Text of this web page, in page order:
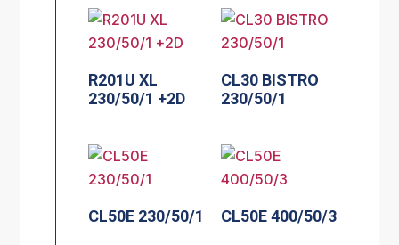
R201U XL
230/50/1 +2D
CL30 BISTRO
230/50/1
CL50E 230/50/1 CL50E 400/50/3